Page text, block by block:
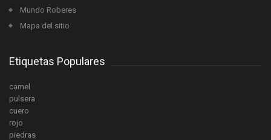
Mundo Roberes
Mapa del sitio
Etiquetas Populares
camel
pulsera
cuero
rojo
piedras